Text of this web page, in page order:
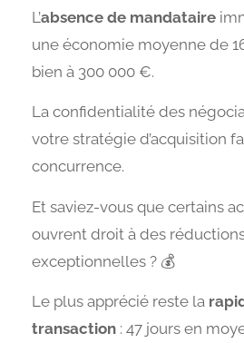
L’absence de mandataire
une économie moyenne de
bien à 300 000 €.
La confidentialité des
votre stratégie d’acquisition
concurrence.
Et saviez-vous que certains
ouvrent droit à des
exceptionnelles ? 💰
Le plus apprécié reste la
transaction : 47 jours en